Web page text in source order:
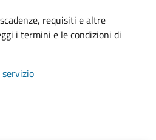
requisiti e altre
i termini e le condizioni di